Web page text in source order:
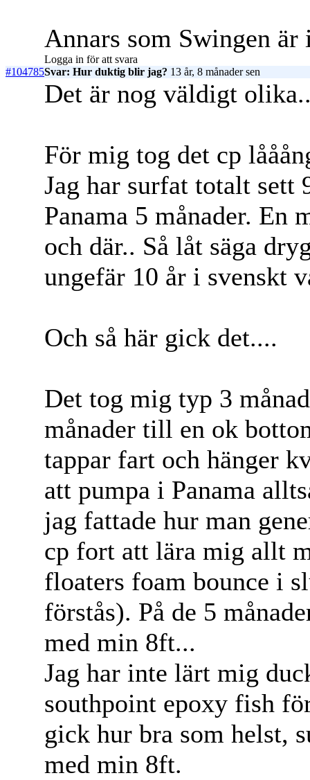
Annars som Swingen
Logga in för att svara
#104785Svar: Hur duktig blir jag? 13 år, 8 månader sen
Det är nog väldigt
För mig tog det cp
Jag har surfat totalt sett
Panama 5 månader. En
och där.. Så låt säga
ungefär 10 år i svenskt
Och så här gick det....
Det tog mig typ 3
månader till en ok
tappar fart och hänger
att pumpa i Panama
jag fattade hur man
cp fort att lära mig allt
floaters foam bounce i
förstås). På de 5
med min 8ft...
Jag har inte lärt mig
southpoint epoxy fish
gick hur bra som helst,
med min 8ft.